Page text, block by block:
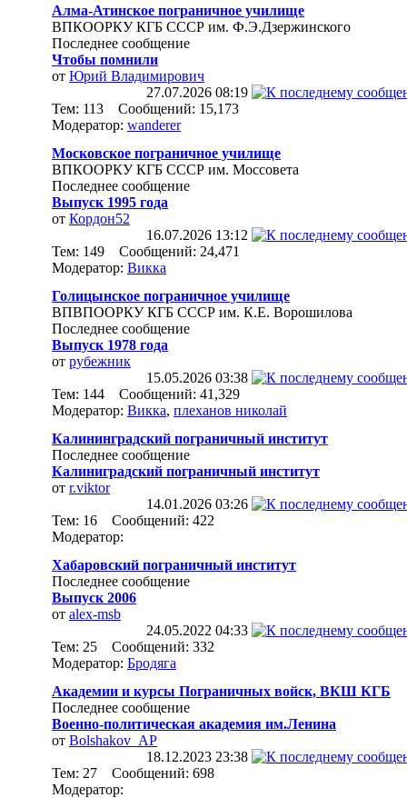
Алма-Атинское пограничное училище
ВПКООРКУ КГБ СССР им. Ф.Э.Дзержинского
Последнее сообщение
Чтобы помнили
от Юрий Владимирович
27.07.2026 08:19
Тем: 113 Сообщений: 15,173
Модератор: wanderer
Московское пограничное училище
ВПКООРКУ КГБ СССР им. Моссовета
Последнее сообщение
Выпуск 1995 года
от Кордон52
16.07.2026 13:12
Тем: 149 Сообщений: 24,471
Модератор: Викка
Голицынское пограничное училище
ВПВПООРКУ КГБ СССР им. К.Е. Ворошилова
Последнее сообщение
Выпуск 1978 года
от рубежник
15.05.2026 03:38
Тем: 144 Сообщений: 41,329
Модератор: Викка, плеханов николай
Калининградский пограничный институт
Последнее сообщение
Калиниградский пограничный институт
от r.viktor
14.01.2026 03:26
Тем: 16 Сообщений: 422
Модератор:
Хабаровский пограничный институт
Последнее сообщение
Выпуск 2006
от alex-msb
24.05.2022 04:33
Тем: 25 Сообщений: 332
Модератор: Бродяга
Академии и курсы Пограничных войск, ВКШ КГБ
Последнее сообщение
Военно-политическая академия им.Ленина
от Bolshakov_AP
18.12.2023 23:38
Тем: 27 Сообщений: 698
Модератор: